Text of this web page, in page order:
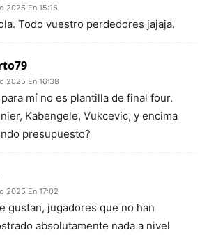
2025 En 15:16
Todo vuestro perdedores jajaja.
2025 En 16:38
mí no es plantilla de final four.
Kabengele, Vukcevic, y encima
presupuesto?
2025 En 17:02
gustan, jugadores que no han
absolutamente nada a nivel